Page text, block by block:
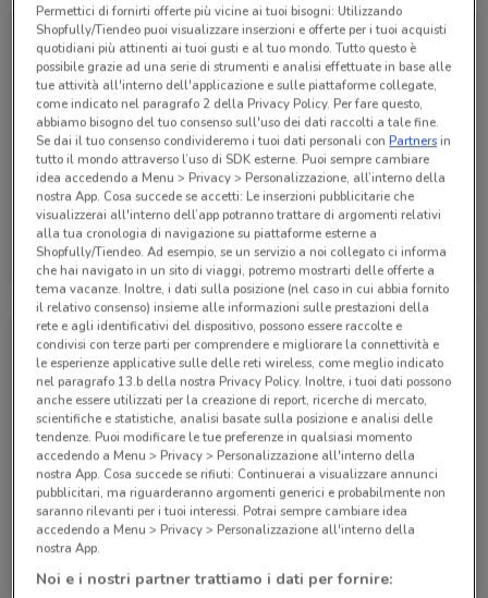
Einhell
Scade il 31/12 2.3 km
Einhell
Scade il 31/12 2.3 km Scade il 31/12
Permettici di fornirti offerte più vicine ai tuoi bisogni: Utilizzando
Shopfully/Tiendeo puoi visualizzare inserzioni e offerte per i tuoi acquisti
quotidiani più attinenti ai tuoi gusti e al tuo mondo. Tutto questo è
possibile grazie ad una serie di strumenti e analisi effettuate in base alle
tue attività all'interno dell'applicazione e sulle piattaforme collegate,
come indicato nel paragrafo 2 della Privacy Policy. Per fare questo,
abbiamo bisogno del tuo consenso sull'uso dei dati raccolti a tale fine.
Se dai il tuo consenso condivideremo i tuoi dati personali conPartnersin
tutto il mondo attraverso l’uso di SDK esterne. Puoi sempre cambiare
idea accedendo a Menu > Privacy > Personalizzazione, all’interno della
nostra App. Cosa succede se accetti: Le inserzioni pubblicitarie che
visualizzerai all'interno dell’app potranno trattare di argomenti relativi
alla tua cronologia di navigazione su piattaforme esterne a
Shopfully/Tiendeo. Ad esempio, se un servizio a noi collegato ci informa
che hai navigato in un sito di viaggi, potremo mostrarti delle offerte a
tema vacanze. Inoltre, i dati sulla posizione (nel caso in cui abbia fornito
il relativo consenso) insieme alle informazioni sulle prestazioni della
rete e agli identificativi del dispositivo, possono essere raccolte e
condivisi con terze parti per comprendere e migliorare la connettività e
le esperienze applicative sulle delle reti wireless, come meglio indicato
nel paragrafo 13.b della nostra Privacy Policy. Inoltre, i tuoi dati possono
anche essere utilizzati per la creazione di report, ricerche di mercato,
scientifiche e statistiche, analisi basate sulla posizione e analisi delle
tendenze. Puoi modificare le tue preferenze in qualsiasi momento
accedendo a Menu > Privacy > Personalizzazione all'interno della
nostra App. Cosa succede se rifiuti: Continuerai a visualizzare annunci
pubblicitari, ma riguarderanno argomenti generici e probabilmente non
saranno rilevanti per i tuoi interessi. Potrai sempre cambiare idea
accedendo a Menu > Privacy > Personalizzazione all'interno della
nostra App.
Noi e i nostri partner trattiamo i dati per fornire: